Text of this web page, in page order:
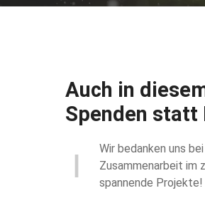
Auch in
Spenden statt
Wir bedanken uns
Zusammenarbeit im
spannende Projekte!